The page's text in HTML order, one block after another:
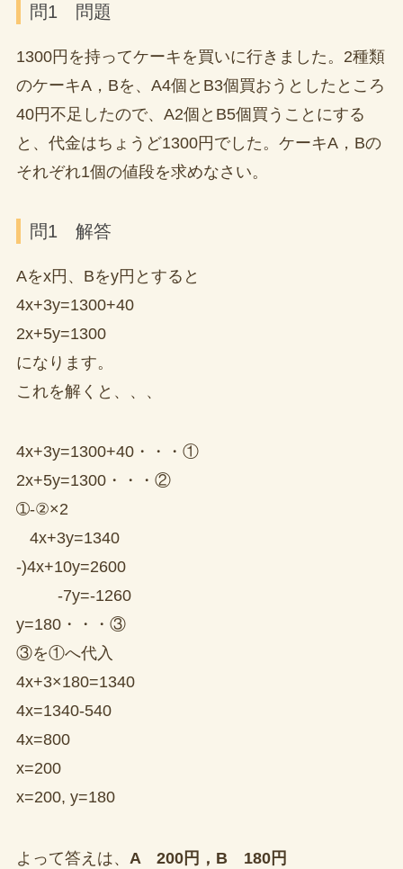
問1 問題
1300円を持ってケーキを買いに行きました。2種類
のケーキA，Bを、A4個とB3個買おうとしたところ
40円不足したので、A2個とB5個買うことにする
と、代金はちょうど1300円でした。ケーキA，Bの
それぞれ1個の値段を求めなさい。
問1 解答
Aをx円、Bをy円とすると
4x+3y=1300+40
2x+5y=1300
になります。
これを解くと、、、
4x+3y=1300+40・・・①
2x+5y=1300・・・②
➀-②×2
4x+3y=1340
-)4x+10y=2600
-7y=-1260
y=180・・・③
③を①へ代入
4x+3×180=1340
4x=1340-540
4x=800
x=200
x=200, y=180
よって答えは、 A 200円，B 180円